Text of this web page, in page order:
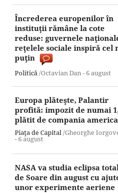
Încrederea europenilor în
instituţii rămâne la cote
reduse: guvernele
reţelele sociale inspiră cel
puţin
Politică/Octavian Dan -6 august
Europa plăteşte, Palantir
profită: impozit de numai
plătit de compania
Piaţa de Capital/Gheorghe
-6 august
NASA va studia eclipsa
de Soare din august cu
unor experimente aeriene